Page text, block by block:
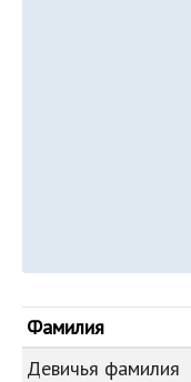
Фамилия
Девичья фамилия